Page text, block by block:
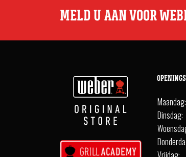
MELD U AAN VOOR
Maandag:
Dinsdag: